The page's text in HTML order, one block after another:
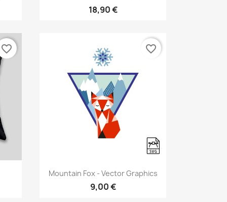
18,90 €
favorite_border
Γρήγορη προβολή
Mountain Fox - Vector Graphics
9,00 €
favorite_border